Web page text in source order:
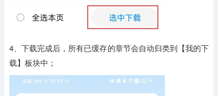
4、下载完成后，所有已缓存的章节会自动归类到【我的下
载】板块中；